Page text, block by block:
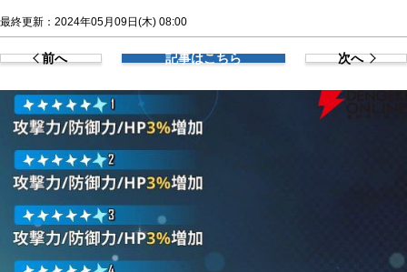
最終更新：2024年05月09日(木) 08:00
前へ 記事はこちら 次へ